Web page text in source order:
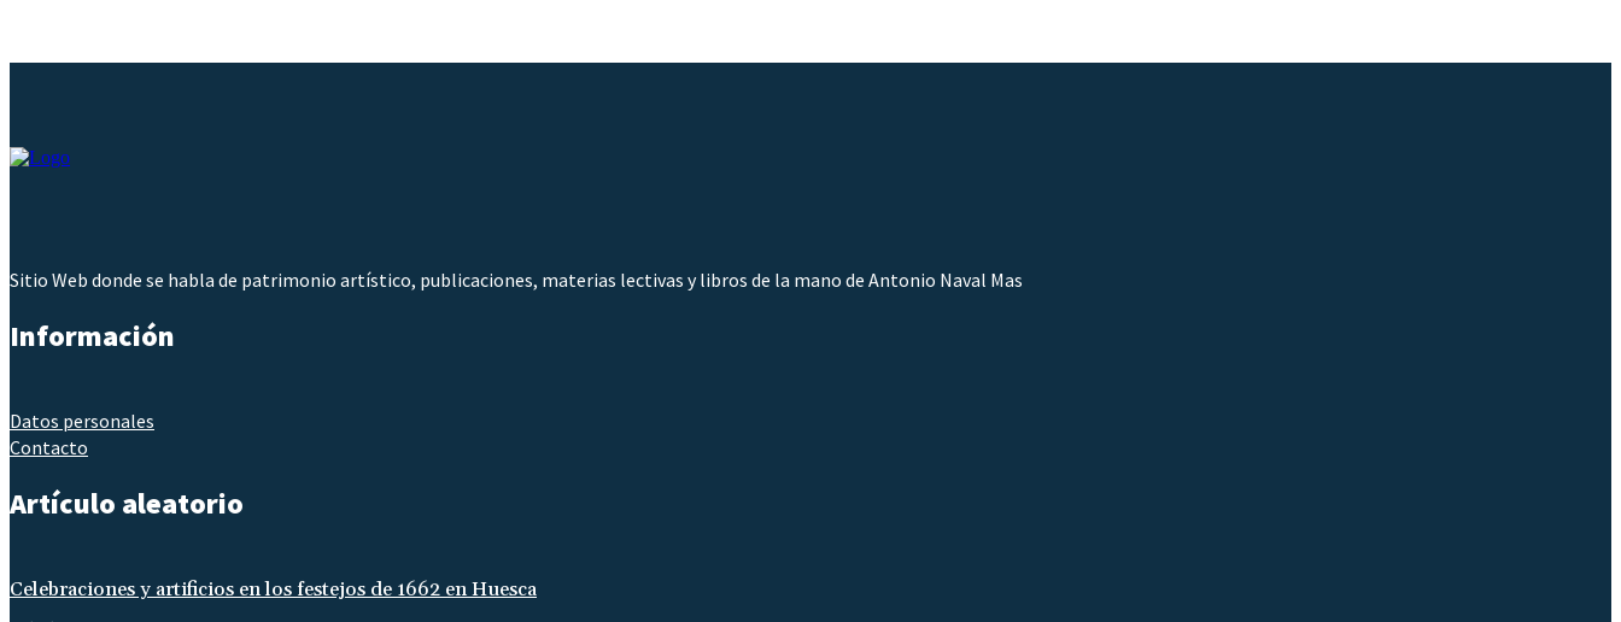
Sitio Web donde se habla de patrimonio artístico, publicaciones, materias lectivas y libros de la mano de Antonio Naval Mas
Información
Datos personales
Contacto
Artículo aleatorio
Celebraciones y artificios en los festejos de 1662 en Huesca